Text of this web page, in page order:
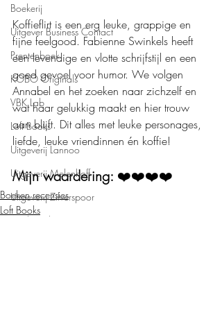
Boekerij
Uitgever Business Contact
Prentenboek
KOBO Originals
VBK Lab
Loft Books
Uitgeverij Lannoo
Uitgeverij Melenhoff
Uitgeverij Zilverspoor
April Books
Koffieflirt is een erg leuke, grappige en
fijne feelgood. Fabienne Swinkels heeft
een levendige en vlotte schrijfstijl en een
goed gevoel voor humor. We volgen
Annabel en het zoeken naar zichzelf en
wat haar gelukkig maakt en hier trouw
aan blijft. Dit alles met leuke personages,
liefde, leuke vriendinnen én koffie!
Mijn waardering: ❤️❤️❤️❤️
Boeken recensies
Loft Books